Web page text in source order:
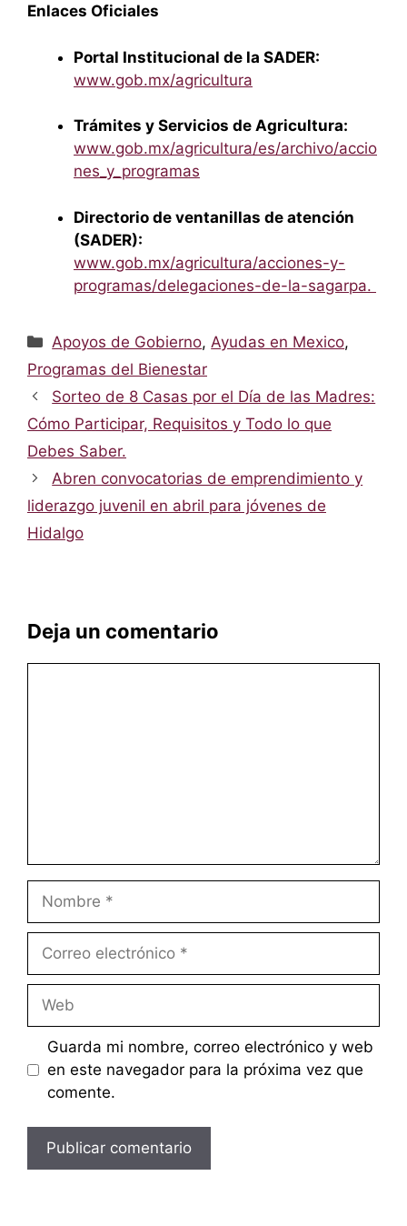
Enlaces Oficiales
Portal Institucional de la SADER:
www.gob.mx/agricultura
Trámites y Servicios de Agricultura:
www.gob.mx/agricultura/es/archivo/accio
nes_y_programas
Directorio de ventanillas de atención
(SADER):
www.gob.mx/agricultura/acciones-y-
programas/delegaciones-de-la-sagarpa.
Categorías
Apoyos de Gobierno, Ayudas en Mexico,
Programas del Bienestar
Sorteo de 8 Casas por el Día de las Madres:
Cómo Participar, Requisitos y Todo lo que
Debes Saber.
Abren convocatorias de emprendimiento y
liderazgo juvenil en abril para jóvenes de
Hidalgo
Deja un comentario
electrónico
Guarda mi nombre, correo electrónico y web
en este navegador para la próxima vez que
comente.